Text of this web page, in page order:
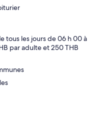
tous les jours de 06 h 00 à
par adulte et 250 THB